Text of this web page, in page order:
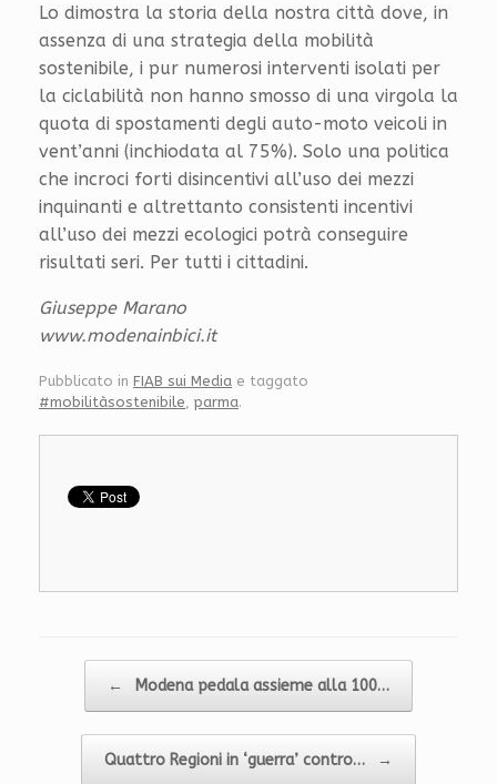
Lo dimostra la storia della nostra città dove, in
assenza di una strategia della mobilità
sostenibile, i pur numerosi interventi isolati per
la ciclabilità non hanno smosso di una virgola la
quota di spostamenti degli auto-moto veicoli in
vent’anni (inchiodata al 75%). Solo una politica
che incroci forti disincentivi all’uso dei mezzi
inquinanti e altrettanto consistenti incentivi
all’uso dei mezzi ecologici potrà conseguire
risultati seri. Per tutti i cittadini.
Giuseppe Marano
www.modenainbici.it
Pubblicato in FIAB sui Media e taggato
#mobilitàsostenibile, parma.
←
Modena pedala assieme alla 100…
Quattro Regioni in ‘guerra’ contro… →